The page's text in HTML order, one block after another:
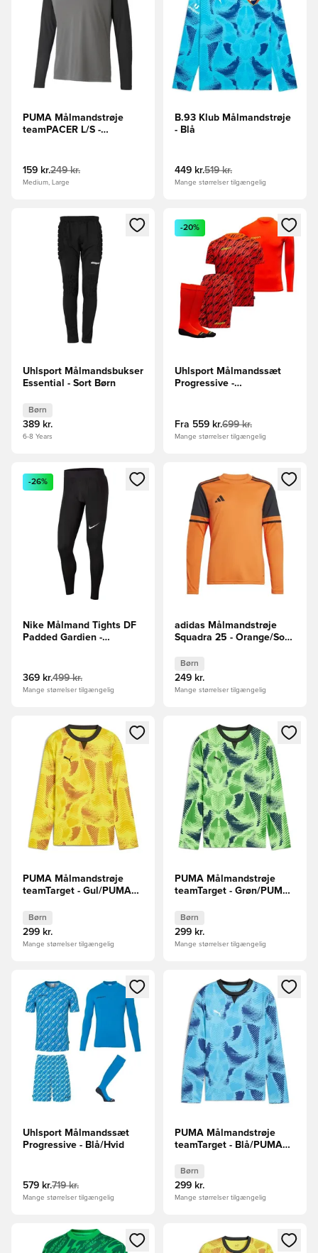
PUMA Målmandstrøje
teamPACER L/S -
159 kr.249 kr.
Medium, Large
B.93 Klub Målmandstrøje
- Blå
449 kr.519 kr.
Mange størrelser tilgængelig
Åbner en Modal til at logge ind eller tilmelde dig som
Uhlsport Målmandsbukser
Essential - Sort Børn
Børn
389 kr.
6-8 Years
Åbner en Modal til at logge
-20%
Uhlsport Målmandssæt
Progressive -
Fra 559 kr.699 kr.
Mange størrelser tilgængelig
Åbner en Modal til at logge ind eller tilmelde dig som
-26%
Nike Målmand Tights DF
Padded Gardien -
369 kr.499 kr.
Mange størrelser tilgængelig
Åbner en Modal til at logge
adidas Målmandstrøje
Squadra 25 - Orange/Sort
Børn
249 kr.
Mange størrelser tilgængelig
Åbner en Modal til at logge ind eller tilmelde dig som
PUMA Målmandstrøje
teamTarget - Gul/PUMA
Børn
299 kr.
Mange størrelser tilgængelig
Åbner en Modal til at logge
PUMA Målmandstrøje
teamTarget - Grøn/PUMA
Børn
299 kr.
Mange størrelser tilgængelig
Åbner en Modal til at logge ind eller tilmelde dig som
Uhlsport Målmandssæt
Progressive - Blå/Hvid
579 kr.719 kr.
Mange størrelser tilgængelig
Åbner en Modal til at logge
PUMA Målmandstrøje
teamTarget - Blå/PUMA
Børn
299 kr.
Mange størrelser tilgængelig
Åbner en Modal til at logge ind eller tilmelde dig som
Åbner en Modal til at logge